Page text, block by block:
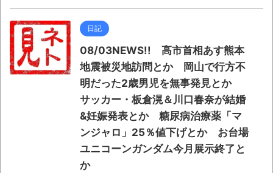
日記
08/03NEWS!! 高市首相あす熊本
地震被災地訪問とか 岡山で行方不
明だった2歳男児を無事発見とか
サッカー・板倉滉＆川口春奈が結婚
&妊娠発表とか 糖尿病治療薬「マ
ンジャロ」25％値下げとか お台場
ユニコーンガンダム今月展示終了と
か